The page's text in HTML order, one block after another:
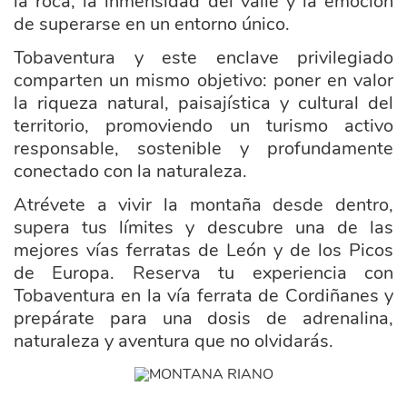
de superarse en un entorno único.
Tobaventura y este enclave privilegiado
comparten un mismo objetivo: poner en valor
la riqueza natural, paisajística y cultural del
territorio, promoviendo un turismo activo
responsable, sostenible y profundamente
conectado con la naturaleza.
Atrévete a vivir la montaña desde dentro,
supera tus límites y descubre una de las
mejores vías ferratas de León y de los Picos
de Europa. Reserva tu experiencia con
Tobaventura en la vía ferrata de Cordiñanes y
prepárate para una dosis de adrenalina,
naturaleza y aventura que no olvidarás.
ayuntamiento_posada_valdeon.png